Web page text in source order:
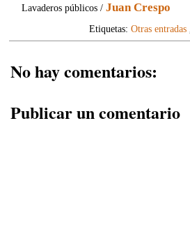
Lavaderos públicos /Juan Crespo
Etiquetas: Otras entradas,
No hay comentarios:
Publicar un comentario